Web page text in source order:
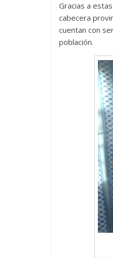
Gracias a
cabecera
cuentan con
población.